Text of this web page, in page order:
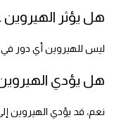
هل يؤثر الهيروين
ليس للهيروين أي دور في
هل يؤدي
نعم، قد يؤدي الهيروين